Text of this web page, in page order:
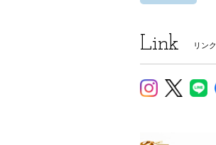
Link リンク